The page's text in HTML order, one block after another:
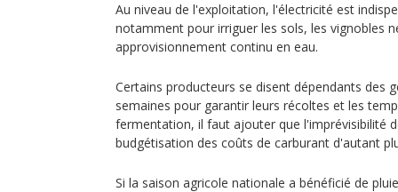
Au niveau de l'exploitation, l'électricité est
notamment pour irriguer les sols, les vignobles
approvisionnement continu en eau.
Certains producteurs se disent dépendants des
semaines pour garantir leurs récoltes et les
fermentation, il faut ajouter que l'imprévisibilité
budgétisation des coûts de carburant d'autant
Si la saison agricole nationale a bénéficié de